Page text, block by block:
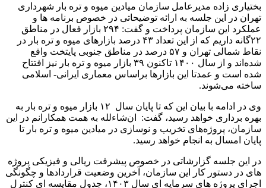
بختیاری زاده مدیرعامل سازمان میادین میوه و تره بار شهرداری
تهران در این جلسه به ارائه توضیحاتی در خصوص برنامه ها و
عملکرد این سازمان پرداخت و گفت: ۲۹۴ بازار فعال در مناطق
۲۲گانه داریم که از این تعداد ۴۳ درصد بازارهای میوه و تره بار در
نقاط شمالی تهران و ۵۷ درصد در مناطق جنوبی پایتخت واقع
شده‌اند و از سال ۱۴۰۰ تاکنون ۳۹ بازار میوه و تره بار نیز افتتاح
شده است و عمدتا این بازارها براساس معماری ایرانی- اسلامی
ساخته می‌شوند.
وی در ادامه با بیان این که تا پایان سال ۱۲ بازار میوه و تره بار به
بهره برداری خواهد رسید، گفت: ان‌شاءلله به همت همکارانم در این
سازمان، پروژه‌های تخریب و نوسازی در میادین میوه و تره بار تا
پایان امسال به انجام خواهد رسید.
در این جلسه گزارشاتی در خصوص پیشرفت ریالی و فیزیکی پروژه
های در دستور کار این سازمان، آخرین وضعیت قراردادها و چگونگی
اجرای پروژه های سرمایه ای سال ۱۴۰۳، جدول مقایسه ای کنترل